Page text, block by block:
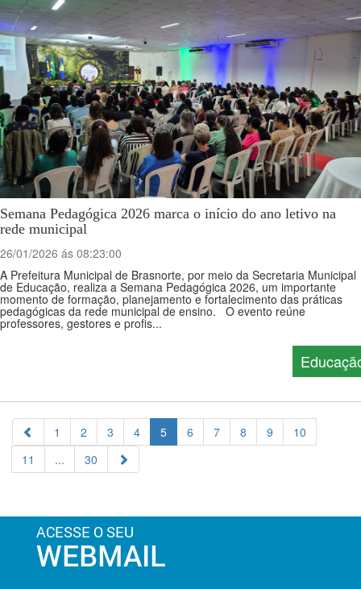
Semana Pedagógica 2026 marca o início do ano letivo na
rede municipal
26/01/2026 ás 08:23:00
A Prefeitura Municipal de Brasnorte, por meio da Secretaria Municipal
de Educação, realiza a Semana Pedagógica 2026, um importante
momento de formação, planejamento e fortalecimento das práticas
pedagógicas da rede municipal de ensino. O evento reúne
professores, gestores e profis...
1 2 3 4 5 6 7 8 9
10
11
... 30
ACESSE O SEU
WEBMAIL